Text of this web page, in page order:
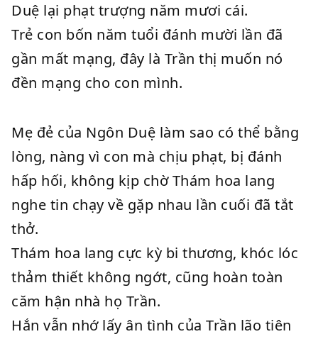
Duệ lại phạt trượng năm mươi cái.
Trẻ con bốn năm tuổi đánh mười lần đã
gần mất mạng, đây là Trần thị muốn nó
đền mạng cho con mình.
Mẹ đẻ của Ngôn Duệ làm sao có thể bằng
lòng, nàng vì con mà chịu phạt, bị đánh
hấp hối, không kịp chờ Thám hoa lang
nghe tin chạy về gặp nhau lần cuối đã tắt
thở.
Thám hoa lang cực kỳ bi thương, khóc lóc
thảm thiết không ngớt, cũng hoàn toàn
căm hận nhà họ Trần.
Hắn vẫn nhớ lấy ân tình của Trần lão tiên